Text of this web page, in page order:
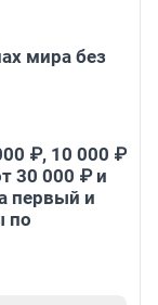
мира без
₽, 10 000 ₽
30 000 ₽ и
первый и
по